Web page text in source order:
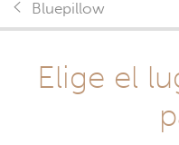
Bluepillow
Elige el